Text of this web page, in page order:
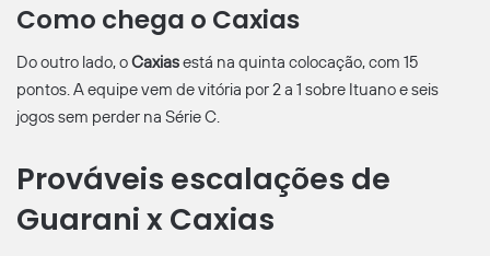
Como chega o Caxias
Do outro lado, oCaxiasestá na quinta colocação, com 15
pontos. A equipe vem de vitória por 2 a 1 sobre Ituano e seis
jogos sem perder na Série C.
Prováveis escalações de
Guarani x Caxias